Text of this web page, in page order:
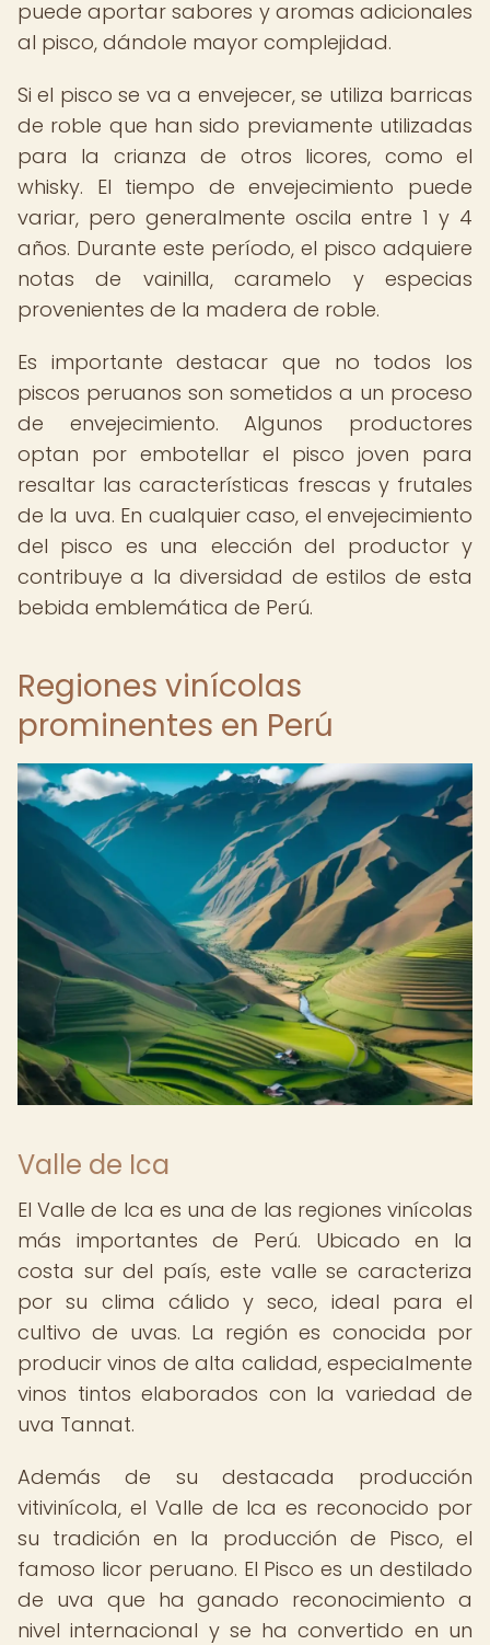
puede aportar sabores y aromas adicionales
al pisco, dándole mayor complejidad.
Si el pisco se va a envejecer, se utiliza barricas
de roble que han sido previamente utilizadas
para la crianza de otros licores, como el
whisky. El tiempo de envejecimiento puede
variar, pero generalmente oscila entre 1 y 4
años. Durante este período, el pisco adquiere
notas de vainilla, caramelo y especias
provenientes de la madera de roble.
Es importante destacar que no todos los
piscos peruanos son sometidos a un proceso
de envejecimiento. Algunos productores
optan por embotellar el pisco joven para
resaltar las características frescas y frutales
de la uva. En cualquier caso, el envejecimiento
del pisco es una elección del productor y
contribuye a la diversidad de estilos de esta
bebida emblemática de Perú.
Regiones vinícolas
prominentes en Perú
Valle de Ica
El Valle de Ica es una de las regiones vinícolas
más importantes de Perú. Ubicado en la
costa sur del país, este valle se caracteriza
por su clima cálido y seco, ideal para el
cultivo de uvas. La región es conocida por
producir vinos de alta calidad, especialmente
vinos tintos elaborados con la variedad de
uva Tannat.
Además de su destacada producción
vitivinícola, el Valle de Ica es reconocido por
su tradición en la producción de Pisco, el
famoso licor peruano. El Pisco es un destilado
de uva que ha ganado reconocimiento a
nivel internacional y se ha convertido en un